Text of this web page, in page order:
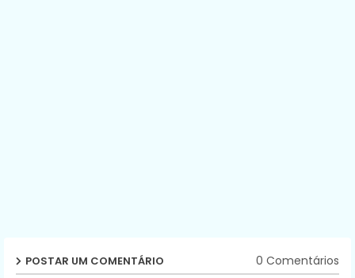
POSTAR UM COMENTÁRIO 0 Comentários